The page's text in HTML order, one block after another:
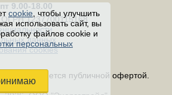
cookie , чтобы улучшить
использовать сайт, вы
файлов cookie и
персональных
9.00-18.00
данных
cookies
не является публичной офертой.